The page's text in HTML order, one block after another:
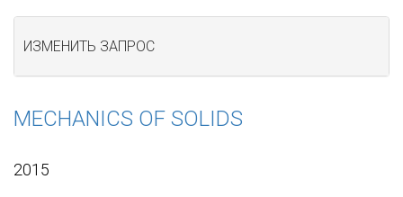
ИЗМЕНИТЬ ЗАПРОС
MECHANICS OF SOLIDS
2015